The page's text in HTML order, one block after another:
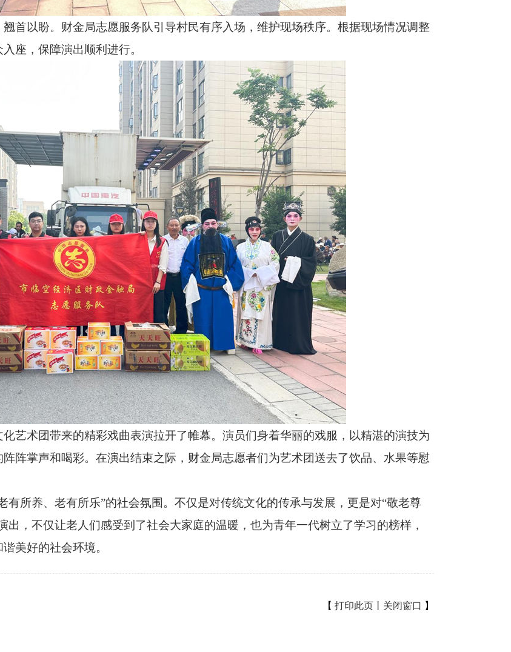
以盼。财金局志愿服务队引导村民有序入场，维护现场秩序。根据现场情况调整
座，保障演出顺利进行。
术团带来的精彩戏曲表演拉开了帷幕。演员们身着华丽的戏服，以精湛的演技为
阵掌声和喝彩。在演出结束之际，财金局志愿者们为艺术团送去了饮品、水果等慰
所养、老有所乐”的社会氛围。不仅是对传统文化的传承与发展，更是对“敬老尊
出，不仅让老人们感受到了社会大家庭的温暖，也为青年一代树立了学习的榜样，
美好的社会环境。
【 打印此页 关闭窗口 】